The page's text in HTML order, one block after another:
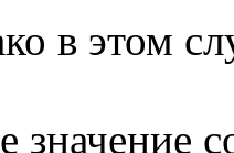
в этом
значение